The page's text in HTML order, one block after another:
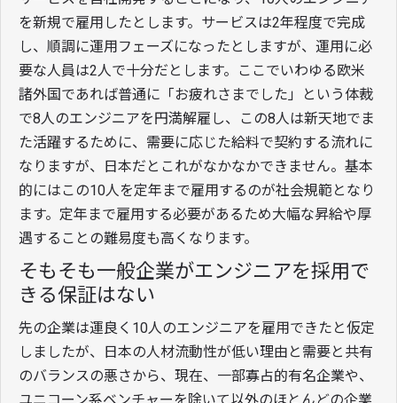
を新規で雇用したとします。サービスは2年程度で完成
し、順調に運用フェーズになったとしますが、運用に必
要な人員は2人で十分だとします。ここでいわゆる欧米
諸外国であれば普通に「お疲れさまでした」という体裁
で8人のエンジニアを円満解雇し、この8人は新天地でま
た活躍するために、需要に応じた給料で契約する流れに
なりますが、日本だとこれがなかなかできません。基本
的にはこの10人を定年まで雇用するのが社会規範となり
ます。定年まで雇用する必要があるため大幅な昇給や厚
遇することの難易度も高くなります。
そもそも一般企業がエンジニアを採用で
きる保証はない
先の企業は運良く10人のエンジニアを雇用できたと仮定
しましたが、日本の人材流動性が低い理由と需要と共有
のバランスの悪さから、現在、一部寡占的有名企業や、